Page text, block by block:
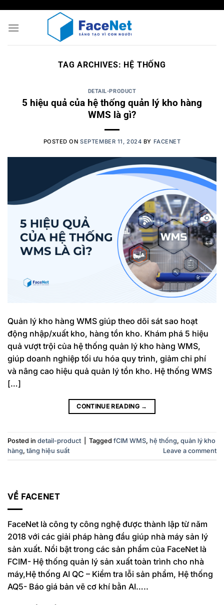
content
TAG ARCHIVES: HỆ THỐNG
DETAIL-PRODUCT
5 hiệu quả của hệ thống quản lý kho hàng
WMS là gì?
POSTED ONSEPTEMBER 11, 2024 BY FACENET
Quản lý kho hàng WMS giúp theo dõi sát sao hoạt
động nhập/xuất kho, hàng tồn kho. Khám phá 5 hiệu
quả vượt trội của hệ thống quản lý kho hàng WMS,
giúp doanh nghiệp tối ưu hóa quy trình, giảm chi phí
và nâng cao hiệu quả quản lý tồn kho. Hệ thống WMS
[…]
CONTINUE READING →
Posted in detail-product Tagged fCIM WMS, hệ thống, quản lý kho
hàng, tăng hiệu suất Leave a comment
VỀ FACENET
FaceNet là công ty công nghệ được thành lập từ năm
2018 với các giải pháp hàng đầu giúp nhà máy sản lý
sản xuất. Nổi bật trong các sản phẩm của FaceNet là
FCIM- Hệ thống quản lý sản xuất toàn trình cho nhà
máy,Hệ thống AI QC – Kiểm tra lỗi sản phẩm, Hệ thống
AQ5- Báo giá bản vẽ cơ khí bằn AI…..